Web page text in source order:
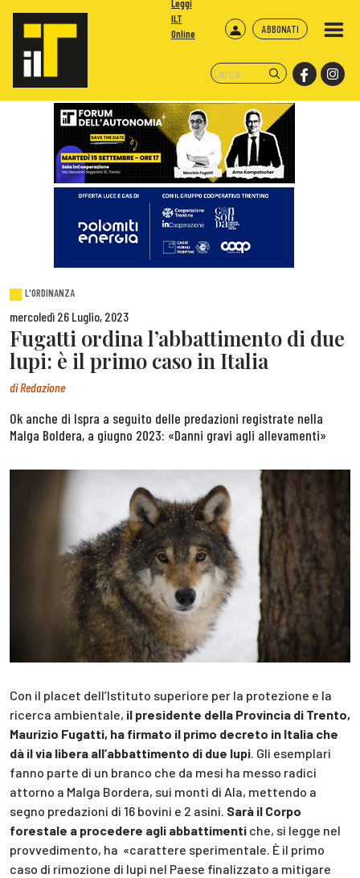
ABBONATI
Leggi
ILT
Online
L'ORDINANZA
mercoledì 26 Luglio, 2023
Fugatti ordina l’abbattimento di due
lupi: è il primo caso in Italia
diRedazione
Ok anche di Ispra a seguito delle predazioni registrate nella
Malga Boldera, a giugno 2023: «Danni gravi agli allevamenti»
Con il placet dell’Istituto superiore per la protezione e la
ricerca ambientale, il presidente della Provincia di Trento,
Maurizio Fugatti, ha firmato il primo decreto in Italia che
dà il via libera all’abbattimento di due lupi . Gli esemplari
fanno parte di un branco che da mesi ha messo radici
attorno a Malga Bordera, sui monti di Ala, mettendo a
segno predazioni di 16 bovini e 2 asini. Sarà il Corpo
forestale a procedere agli abbattimenti che, si legge nel
provvedimento, ha «carattere sperimentale. È il primo
caso di rimozione di lupi nel Paese finalizzato a mitigare